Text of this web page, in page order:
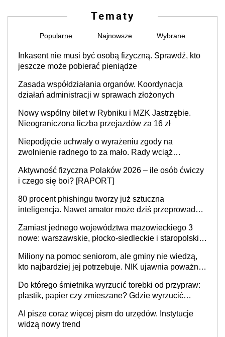
Tematy
Popularne Najnowsze Wybrane
Inkasent nie musi być osobą fizyczną. Sprawdź, kto
jeszcze może pobierać pieniądze
Zasada współdziałania organów. Koordynacja
działań administracji w sprawach złożonych
Nowy wspólny bilet w Rybniku i MZK Jastrzębie.
Nieograniczona liczba przejazdów za 16 zł
Niepodjęcie uchwały o wyrażeniu zgody na
zwolnienie radnego to za mało. Rady wciąż
sprawy
Aktywność fizyczna Polaków 2026 – ile osób ćwiczy
i czego się boi? [RAPORT]
80 procent phishingu tworzy już sztuczna
inteligencja. Nawet amator może dziś przeprowadzić
Zamiast jednego województwa mazowieckiego 3
nowe: warszawskie, płocko-siedleckie i staropolskie.
stołecznych
Miliony na pomoc seniorom, ale gminy nie wiedzą,
kto najbardziej jej potrzebuje. NIK ujawnia poważną
Do którego śmietnika wyrzucić torebki od przypraw:
plastik, papier czy zmieszane? Gdzie wyrzucić
AI pisze coraz więcej pism do urzędów. Instytucje
widzą nowy trend